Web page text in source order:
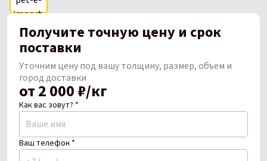
Получите точную цену и срок
поставки
Уточним цену под вашу толщину, размер, объем и
город доставки
от 2 000 ₽/кг
Как вас зовут? *
Ваш телефон *